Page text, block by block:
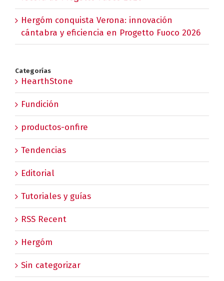
Hergóm conquista Verona: innovación
cántabra y eficiencia en Progetto Fuoco 2026
Categorías
HearthStone
Fundición
productos-onfire
Tendencias
Editorial
Tutoriales y guías
RSS Recent
Hergóm
Sin categorizar